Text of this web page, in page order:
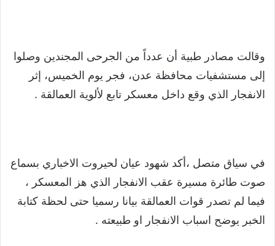
وقالت مصادر طبية أن عدداً من الجرحى المجندين وصلوا
إلى مستشفيات محافظة عدن، فجر يوم الخميس، إثر
الانفجار الذي وقع داخل معسكر تابع لألوية العمالقة .
في سياق متصل ،أكد شهود عيان لحيروت الاخباري بسماع
صوت طائرة مسيرة عقب الانفجار الذي هز المعسكر ،
فيما لم تصدر قوات العمالقة بيانا رسميا حتى لحظة كتابة
الخبر يوضح اسباب الانفجار او طبيعته .